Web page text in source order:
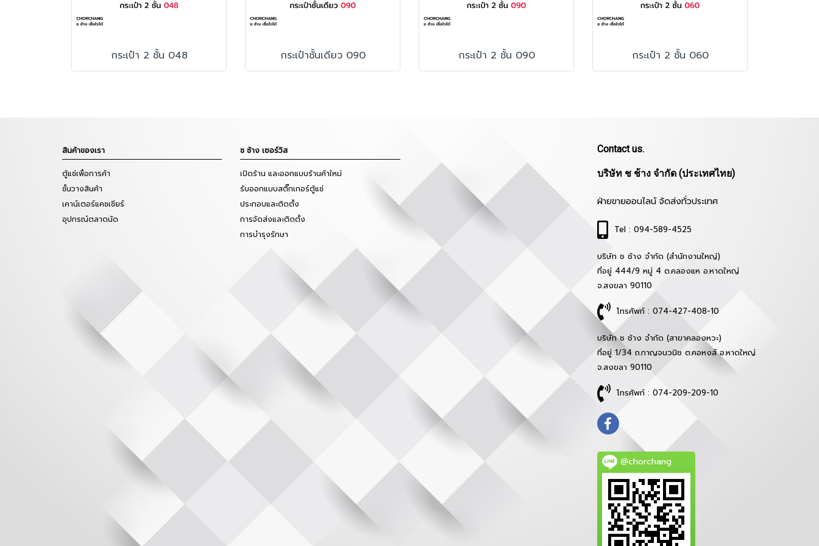
กระเป๋า 2 ชั้น 048 กระเป๋าชั้นเดียว 090 กระเป๋า 2 ชั้น 090 กระเป๋า 2 ชั้น 060
สินค้าของเรา
ตู้แช่เพื่อการค้า
ชั้นวางสินค้า
เคาน์เตอร์แคชเชียร์
อุปกรณ์ตลาดนัด
ช ช้าง เซอร์วิส
เปิดร้าน และออกแบบร้านค้าใหม่
รับออกแบบสติ๊กเกอร์ตู้แช่
ประกอบและติดตั้ง
การจัดส่งและติดตั้ง
การบำรุงรักษา
Contact us.
บริษัท ช ช้าง จำกัด (ประเทศไทย)
ฝ่ายขายออนไลน์ จัดส่งทั่วประเทศ
Tel : 094-589-4525
บริษัท ช ช้าง จำกัด (สำนักงานใหญ่)
ที่อยู่ 444/9 หมู่ 4 ต.คลองแห อ.หาดใหญ่
จ.สงขลา 90110
โทรศัพท์ : 074-427-408-10
บริษัท ช ช้าง จำกัด (สาขาคลองหวะ)
ที่อยู่ 1/34 ถ.กาญจนวนิช ต.คอหงส์ อ.หาดใหญ่
จ.สงขลา 90110
โทรศัพท์ : 074-209-209-10
@chorchang